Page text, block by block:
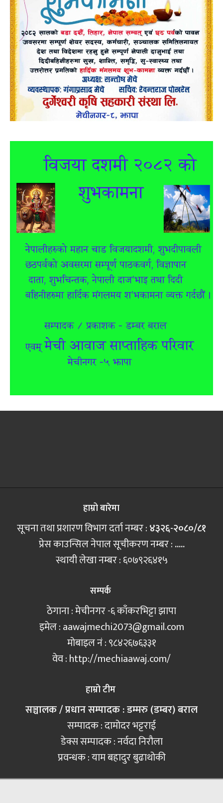
हाम्रो बारेमा
सूचना तथा प्रशारण विभाग दर्ता नम्बर :४३२६-२०८०/८१
प्रेस काउन्सिल नेपाल सूचीकरण नम्बर :.....
स्थायी लेखा नम्बर : ६०७९२६४१५
सम्पर्क
ठेगाना : मेचीनगर -६ काँकरभिट्टा झापा
इमेल :aawajmechi2073@gmail.com
मोबाइल नं‍ : ९८४२६७६३३१
वेव : http://mechiaawaj.com/
हाम्रो टीम
सञ्चालक / प्रधान सम्पादक : डम्मरु (डम्बर) बराल
सम्पादक : दामोदर भट्टराई
डेक्स सम्पादक : नर्वदा निरौला
प्रवन्धक : याम बहादुर बुढाथोकी